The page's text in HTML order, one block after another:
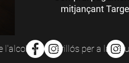
mitjançant
l'alcohol és perillós per a la